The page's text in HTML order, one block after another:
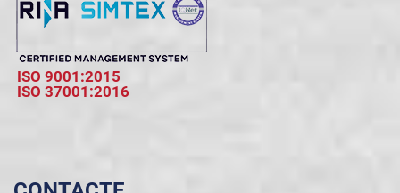
ISO 9001:2015
ISO 37001:2016